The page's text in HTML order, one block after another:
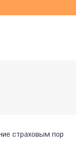
страховым пор